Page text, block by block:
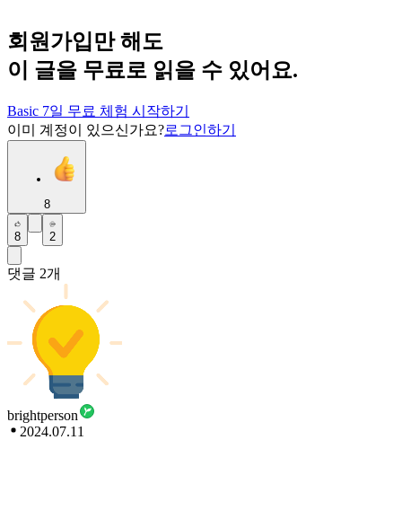
회원가입만 해도
이 글을 무료로 읽을 수 있어요.
Basic 7일 무료 체험 시작하기
이미 계정이 있으신가요?로그인하기
8
8 2
댓글 2개
brightperson
2024.07.11